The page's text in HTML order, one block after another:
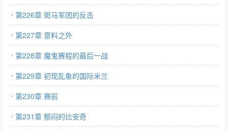
第226章 斑马军团的反击
第227章 意料之外
第228章 魔鬼赛程的最后一战
第229章 初现乱象的国际米兰
第230章 赛前
第231章 郁闷的比安奇